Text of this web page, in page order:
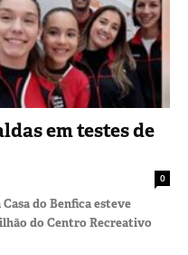
em testes de
0
do Benfica esteve
do Centro Recreativo